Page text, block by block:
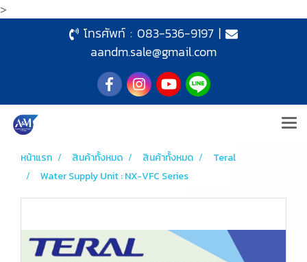
>
โทรศัพท์ : 083-536-9197|
aandm.sale@gmail.com
หน้าแรก สินค้าทั้งหมด สินค้าทั้งหมด
Teral
Water Supply Unit : NX-VFC Series